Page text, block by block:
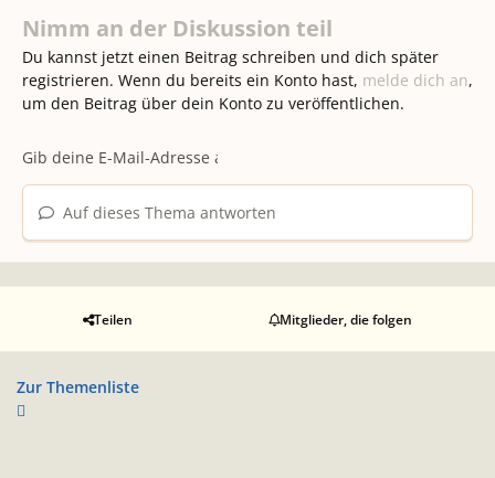
Nimm an der Diskussion teil
Du kannst jetzt einen Beitrag schreiben und dich später
registrieren. Wenn du bereits ein Konto hast, melde dich an,
um den Beitrag über dein Konto zu veröffentlichen.
Auf dieses Thema antworten
Teilen Mitglieder, die folgen
Zur Themenliste